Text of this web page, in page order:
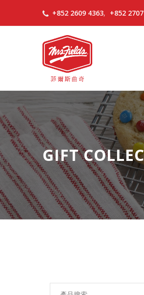
+852 2609 4363, +852
GIFT